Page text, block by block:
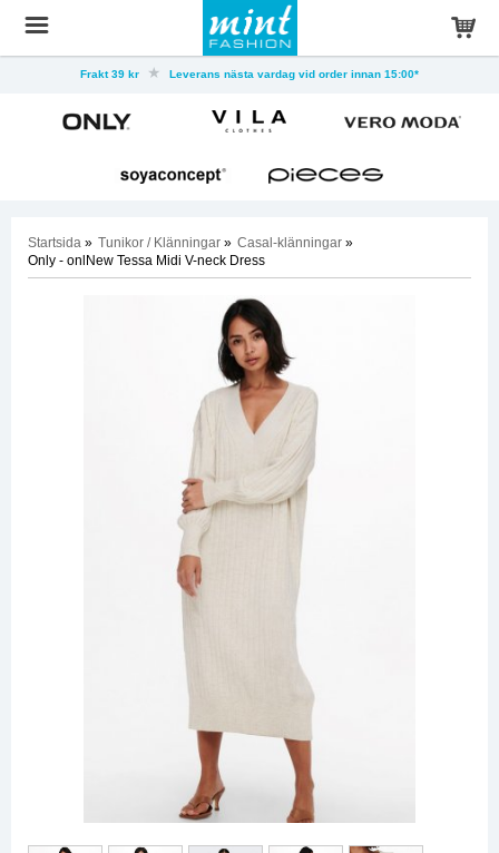
Frakt 39 kr Leverans nästa vardag vid order innan 15:00*
Startsida » Tunikor / Klänningar » Casal-klänningar »
Only - onlNew Tessa Midi V-neck Dress